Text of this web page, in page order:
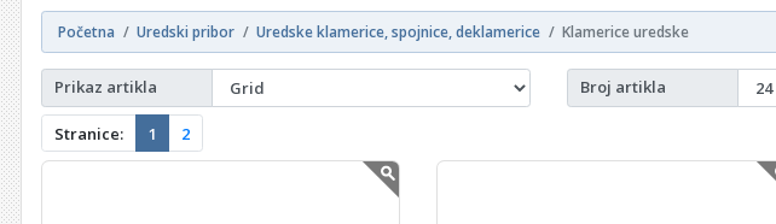
Početna Uredski pribor Uredske klamerice, spojnice, deklamerice Klamerice uredske
Prikaz artikla Broj artikla
Stranice: 1 2